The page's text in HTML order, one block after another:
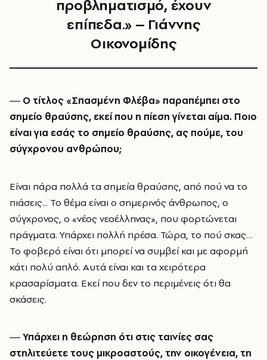
προβληματισμό, έχουν
επίπεδα.» – Γιάννης
Οικονομίδης
― Ο τίτλος «Σπασμένη Φλέβα» παραπέμπει στο
σημείο θραύσης, εκεί που η πίεση γίνεται αίμα. Ποιο
είναι για εσάς το σημείο θραύσης, ας πούμε, του
σύγχρονου ανθρώπου;
Είναι πάρα πολλά τα σημεία θραύσης, από πού να το
πιάσεις... Το θέμα είναι ο σημερινός άνθρωπος, ο
σύγχρονος, ο «νέος νεοέλληνας», που φορτώνεται
πράγματα. Υπάρχει πολλή πρέσα. Τώρα, το πού σκας…
Το φοβερό είναι ότι μπορεί να συμβεί και με αφορμή
κάτι πολύ απλό. Αυτά είναι και τα χειρότερα
κρασαρίσματα. Εκεί που δεν το περιμένεις ότι θα
σκάσεις.
― Υπάρχει η θεώρηση ότι στις ταινίες σας
στηλιτεύετε τους μικροαστούς, την οικογένεια, τη